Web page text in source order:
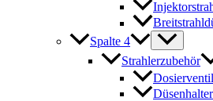
Spalte 4
Strahlerzubehör
Düsenhalter